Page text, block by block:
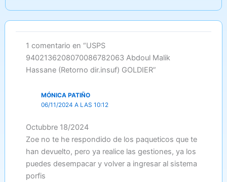
1 comentario en “USPS
9402136208070086782063 Abdoul Malik
Hassane (Retorno dir.insuf) GOLDIER”
MÓNICA PATIÑO
06/11/2024 A LAS 10:12
Octubbre 18/2024
Zoe no te he respondido de los paqueticos que te
han devuelto, pero ya realice las gestiones, ya los
puedes desempacar y volver a ingresar al sistema
porfis